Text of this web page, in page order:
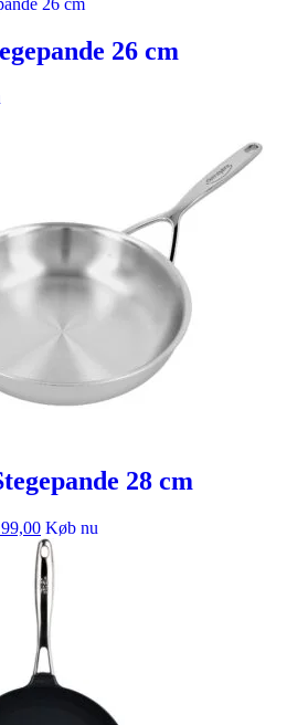
26 cm
28 cm
Køb nu